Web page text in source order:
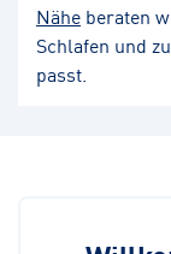
Nähe beraten
Schlafen und
passt.